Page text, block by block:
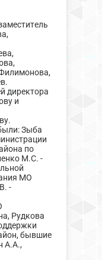
директора
и
Зыба
по
М.С. -
МО
-
Рудкова
бывшие
А.А.,